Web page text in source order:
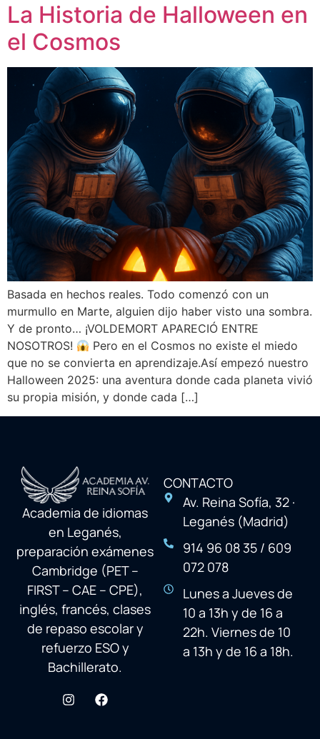
La Historia de Halloween en
el Cosmos
Basada en hechos reales. Todo comenzó con un
murmullo en Marte, alguien dijo haber visto una sombra.
Y de pronto… ¡VOLDEMORT APARECIÓ ENTRE
NOSOTROS!
Pero en el Cosmos no existe el miedo
que no se convierta en aprendizaje.Así empezó nuestro
Halloween 2025: una aventura donde cada planeta vivió
su propia misión, y donde cada […]
Academia de idiomas
en Leganés,
preparación exámenes
Cambridge (PET –
FIRST – CAE – CPE),
inglés, francés, clases
de repaso escolar y
refuerzo ESO y
Bachillerato.
CONTACTO
Av. Reina Sofía, 32 ·
Leganés (Madrid)
914 96 08 35 / 609
072 078
Lunes a Jueves de
10 a 13h y de 16 a
22h. Viernes de 10
a 13h y de 16 a 18h.